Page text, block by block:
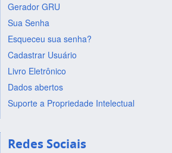
Gerador GRU
Sua Senha
Esqueceu sua senha?
Cadastrar Usuário
Livro Eletrônico
Dados abertos
Suporte a Propriedade Intelectual
Redes Sociais